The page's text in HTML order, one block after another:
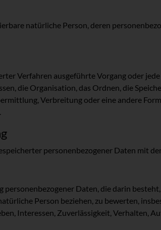
natürliche Person, deren
Verfahren ausgeführte Vorgang oder
die Organisation, das Ordnen, die
Verbreitung oder eine andere
personenbezogener Daten mit
Daten, die darin
Person beziehen, zu bewerten,
Interessen, Zuverlässigkeit, Verhalten,